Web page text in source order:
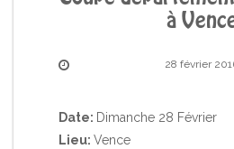
à
28 février
Date: Dimanche 28 Février
Lieu: Vence